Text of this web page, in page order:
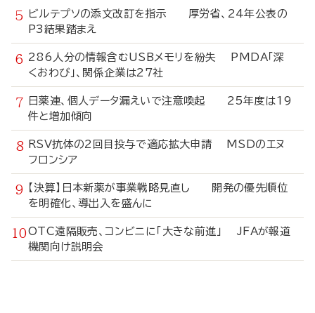
ビルテプソの添文改訂を指示 厚労省、24年公表の
P3結果踏まえ
286人分の情報含むUSBメモリを紛失 PMDA「深
くおわび」、関係企業は27社
日薬連、個人データ漏えいで注意喚起 25年度は19
件と増加傾向
RSV抗体の2回目投与で適応拡大申請 MSDのエヌ
フロンシア
【決算】日本新薬が事業戦略見直し 開発の優先順位
を明確化、導出入を盛んに
OTC遠隔販売、コンビニに「大きな前進」 JFAが報道
機関向け説明会